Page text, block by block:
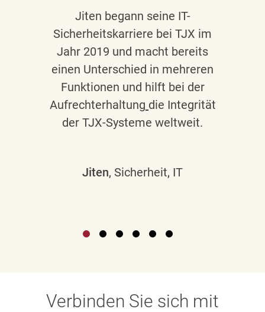
Jiten begann seine IT-
Sicherheitskarriere bei TJX im
Jahr 2019 und macht bereits
einen Unterschied in mehreren
Funktionen und hilft bei der
Aufrechterhaltung die Integrität
der TJX-Systeme weltweit.
Jiten, Sicherheit, IT
Verbinden Sie sich mit